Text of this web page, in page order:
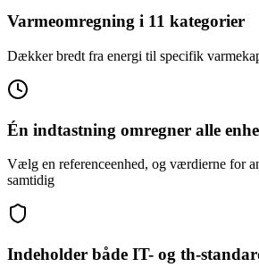
Varmeomregning i 11 kategorier
Dækker bredt fra energi til specifik
Én indtastning omregner alle
Vælg en referenceenhed, og værdierne for
samtidig
Indeholder både IT- og th-